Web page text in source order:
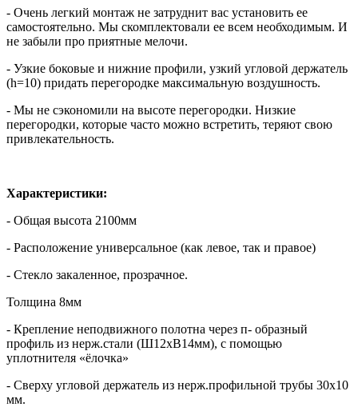
- Очень легкий монтаж не затруднит вас установить ее
самостоятельно. Мы скомплектовали ее всем необходимым. И
не забыли про приятные мелочи.
- Узкие боковые и нижние профили, узкий угловой держатель
(h=10) придать перегородке максимальную воздушность.
- Мы не сэкономили на высоте перегородки. Низкие
перегородки, которые часто можно встретить, теряют свою
привлекательность.
Характеристики:
- Общая высота 2100мм
- Расположение универсальное (как левое, так и правое)
- Стекло закаленное, прозрачное.
Толщина 8мм
- Крепление неподвижного полотна через п- образный
профиль из нерж.стали (Ш12хВ14мм), с помощью
уплотнителя «ёлочка»
- Сверху угловой держатель из нерж.профильной трубы 30х10
мм.